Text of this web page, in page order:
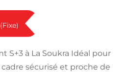
(Fixe)
S+3 à La Soukra Idéal pour
sécurisé et proche de